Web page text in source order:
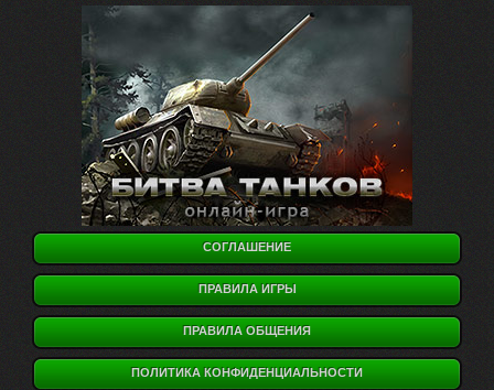
СОГЛАШЕНИЕ
ПРАВИЛА ИГРЫ
ПРАВИЛА ОБЩЕНИЯ
ПОЛИТИКА КОНФИДЕНЦИАЛЬНОСТИ